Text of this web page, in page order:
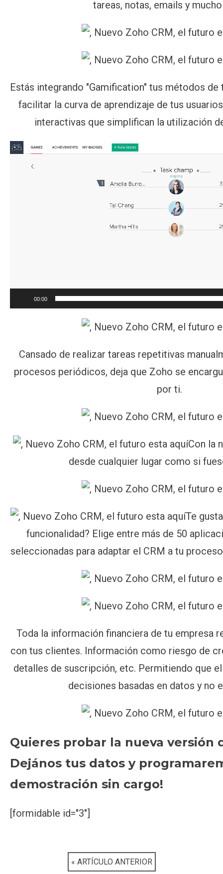
tareas, notas, emails y
Estás integrando "Gamification" tus métodos de
facilitar la curva de aprendizaje de tus
interactivas que simplifican la utilización
Reproductor
00:00
Cansado de realizar tareas repetitivas
procesos periódicos, deja que Zoho se
por ti.
Con la
desde cualquier lugar como si
Te
funcionalidad? Elige entre más de 50
seleccionadas para adaptar el CRM a tu
Toda la información financiera de tu empresa
con tus clientes. Información como riesgo de
detalles de suscripción, etc. Permitiendo que
decisiones basadas en datos y no
Quieres probar la nueva versión
Dejános tus datos y
demostración sin cargo!
[formidable id="3"]
« ARTÍCULO ANTERIOR